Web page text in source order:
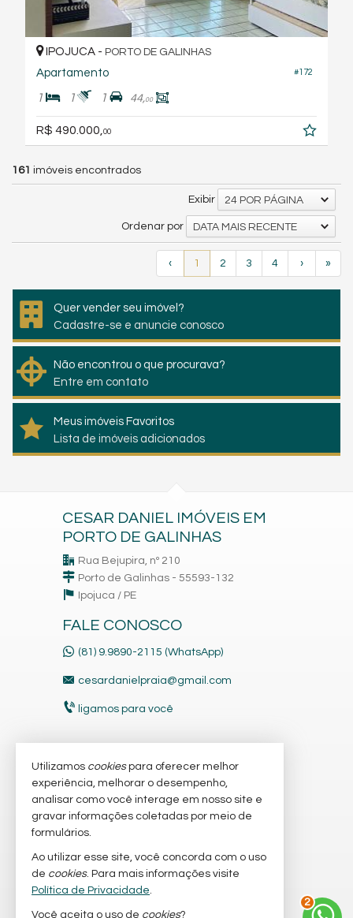
#172
IPOJUCA - PORTO DE GALINHAS
Apartamento
1 1 1 44,00
R$ 490.000, 00
161 imóveis encontrados
Exibir 24 POR PÁGINA
Ordenar por DATA MAIS RECENTE
‹ 1 2 3 4 › »
Quer vender seu imóvel?
Cadastre-se e anuncie conosco
Não encontrou o que procurava?
Entre em contato
Meus imóveis Favoritos
Lista de imóveis adicionados
CESAR DANIEL IMÓVEIS EM
PORTO DE GALINHAS
Rua Bejupira, nº 210
Porto de Galinhas - 55593-132
Ipojuca / PE
FALE CONOSCO
(81) 9.9890-2115 (WhatsApp)
cesardanielpraia@gmail.com
ligamos para você
VEJA MAIS
receba nosso newsletter
imóveis favoritos
mapa de imóveis
3
Utilizamos cookiespara oferecer melhor
experiência, melhorar o desempenho,
analisar como você interage em nosso site e
gravar informações coletadas por meio de
formulários.
Ao utilizar esse site, você concorda com o uso
de cookies. Para mais informações visite
Política de Privacidade.
Você aceita o uso de cookies?